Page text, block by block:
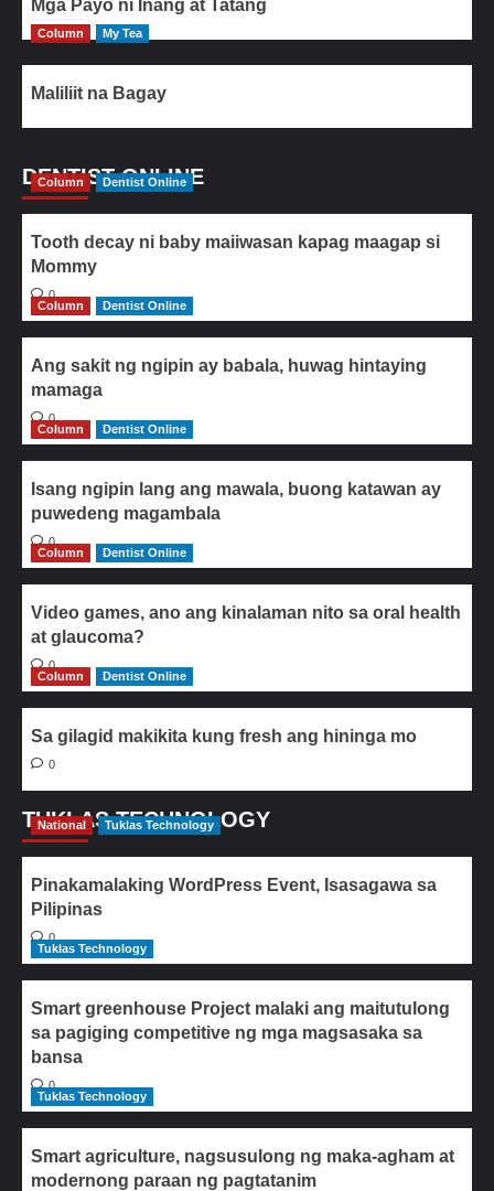
Mga Payo ni Inang at Tatang
Column My Tea
Maliliit na Bagay
DENTIST ONLINE
Column Dentist Online
Tooth decay ni baby maiiwasan kapag maagap si
Mommy
0
Column
Dentist Online
Ang sakit ng ngipin ay babala, huwag hintaying
mamaga
0
Column
Dentist Online
Isang ngipin lang ang mawala, buong katawan ay
puwedeng magambala
0
Column
Dentist Online
Video games, ano ang kinalaman nito sa oral health
at glaucoma?
0
Column
Dentist Online
Sa gilagid makikita kung fresh ang hininga mo
0
TUKLAS TECHNOLOGY
National Tuklas Technology
Pinakamalaking WordPress Event, Isasagawa sa
Pilipinas
0
Tuklas Technology
Smart greenhouse Project malaki ang maitutulong
sa pagiging competitive ng mga magsasaka sa
bansa
0
Tuklas Technology
Smart agriculture, nagsusulong ng maka-agham at
modernong paraan ng pagtatanim